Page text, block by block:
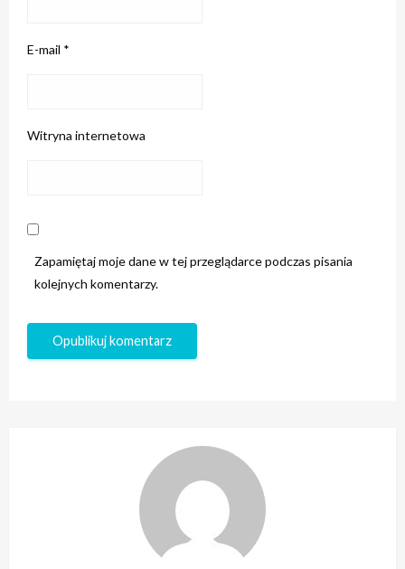
E-mail *
Witryna internetowa
Zapamiętaj moje dane w tej przeglądarce podczas pisania
kolejnych komentarzy.
PRECLE
zoologiczny online – Szeroka gama dla
Twojego pupila|Sklep zoologiczny – Najlepsze
produkty dla kotów|Oferta w sklepie
internetowym – Gdzie znaleźć najlepsze
akcesoria?|Sklep internetowy – Najlepsze